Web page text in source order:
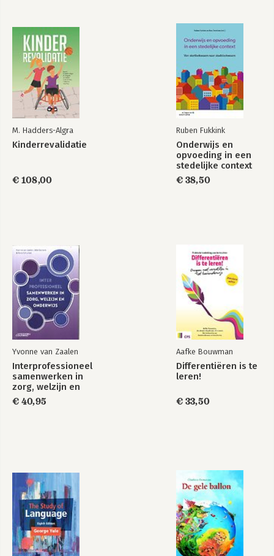
M. Hadders-Algra
Kinderrevalidatie
€ 108,00
Ruben Fukkink
Onderwijs en
opvoeding in een
stedelijke context
€ 38,50
Yvonne van Zaalen
Interprofessioneel
samenwerken in
zorg, welzijn en
onderwijs
€ 40,95
Aafke Bouwman
Differentiëren is te
leren!
€ 33,50